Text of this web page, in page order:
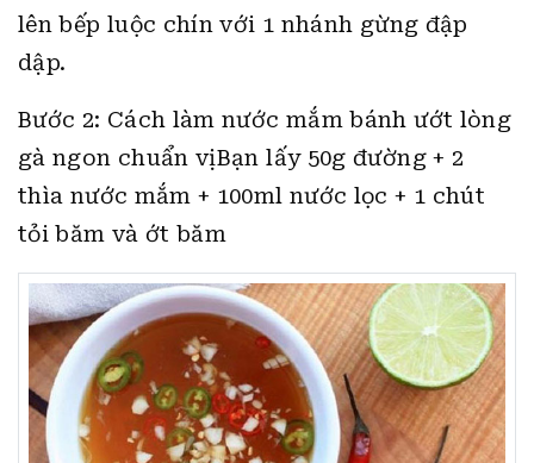
lên bếp luộc chín với 1 nhánh gừng đập
dập.
Bước 2: Cách làm nước mắm bánh ướt lòng
gà ngon chuẩn vịBạn lấy 50g đường + 2
thìa nước mắm + 100ml nước lọc + 1 chút
tỏi băm và ớt băm